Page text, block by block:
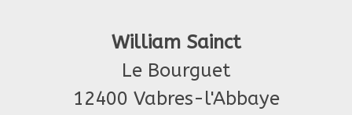
William Sainct
Le Bourguet
12400 Vabres-l'Abbaye